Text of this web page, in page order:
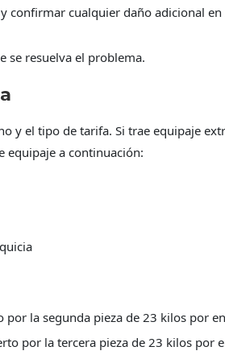
confirmar cualquier daño adicional
se resuelva el problema.
y el tipo de tarifa. Si trae equipaje
equipaje a continuación:
la segunda pieza de 23 kilos por
por la tercera pieza de 23 kilos por